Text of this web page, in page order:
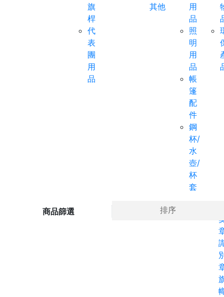
旗
桿
代
表
團
用
品
其他
用
品
照
明
用
品
帳
篷
配
件
鋼
杯/
水
壺/
杯
套
商品篩選 排序